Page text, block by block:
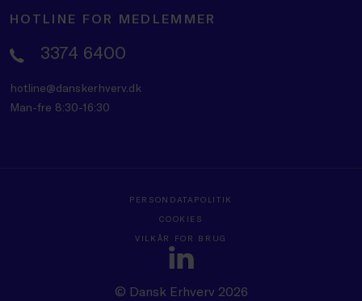
HOTLINE FOR MEDLEMMER
3374 6400
hotline@danskerhverv.dk
Man-fre 8:30-16:30
© Dansk Erhverv 2026
PERSONDATAPOLITIK
COOKIES
VILKÅR FOR BRUG